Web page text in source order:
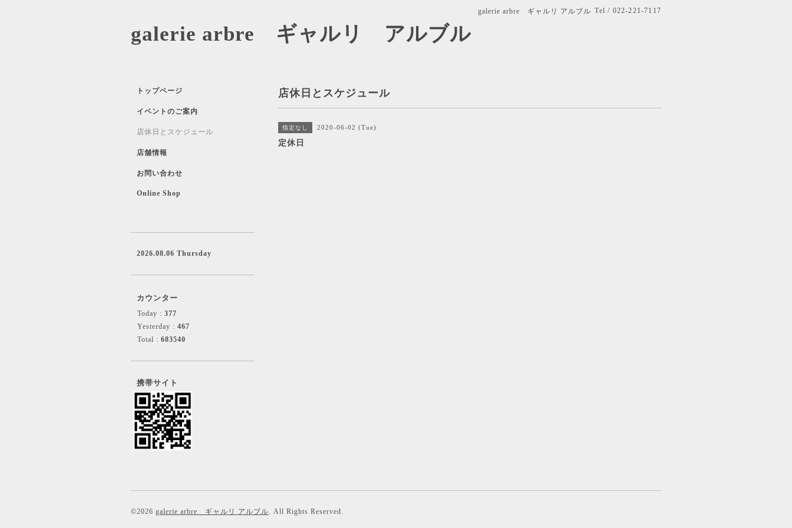
galerie arbre ギャルリ アルブル Tel / 022-221-7117
galerie arbre ギャルリ アルブル
店休日とスケジュール
指定なし 2020-06-02 (Tue)
定休日
トップページ
イベントのご案内
店休日とスケジュール
店舗情報
お問い合わせ
Online Shop
2026.08.06 Thursday
カウンター
Today : 377
Yesterday : 467
Total : 683540
携帯サイト
©2026 galerie arbre ギャルリ アルブル. All Rights Reserved.